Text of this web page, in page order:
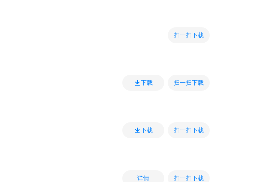
扫一扫下载
下载 扫一扫下载
下载 扫一扫下载
详情 扫一扫下载